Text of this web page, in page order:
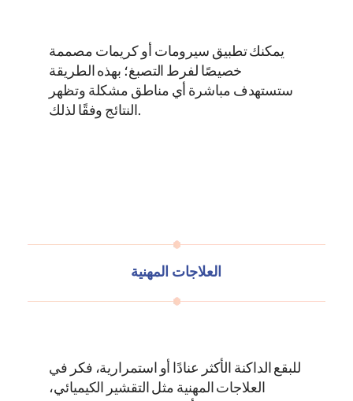
يمكنك تطبيق سيرومات أو كريمات مصممة
خصيصًا لفرط التصبغ؛ بهذه الطريقة
ستستهدف مباشرة أي مناطق مشكلة وتظهر
النتائج وفقًا لذلك.
العلاجات المهنية
للبقع الداكنة الأكثر عنادًا أو استمرارية، فكر في
العلاجات المهنية مثل التقشير الكيميائي،